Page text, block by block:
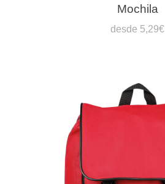
Mochila
desde 5,29€